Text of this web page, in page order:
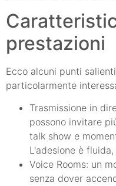
prestazioni
Ecco alcuni punti
particolarmente
Trasmissione in
possono invitare
talk show e
L'adesione è
Voice Rooms: un
senza dover